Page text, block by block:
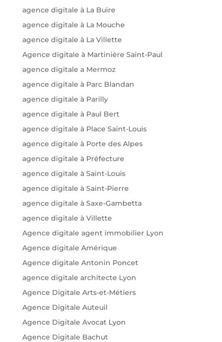
agence digitale à La Buire
agence digitale à La Mouche
agence digitale à La Villette
Agence digitale à Martinière Saint-Paul
agence digitale a Mermoz
agence digitale à Parc Blandan
agence digitale à Parilly
agence digitale à Paul Bert
agence digitale à Place Saint-Louis
agence digitale à Porte des Alpes
agence digitale à Préfecture
agence digitale à Saint-Louis
agence digitale à Saint-Pierre
agence digitale à Saxe-Gambetta
agence digitale à Villette
Agence digitale agent immobilier Lyon
Agence digitale Amérique
Agence digitale Antonin Poncet
agence digitale architecte Lyon
Agence Digitale Arts-et-Métiers
Agence Digitale Auteuil
Agence Digitale Avocat Lyon
Agence Digitale Bachut